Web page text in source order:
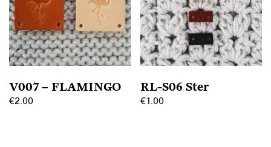
V007 – FLAMINGO
€2.00
RL-S06 Ster
€1.00